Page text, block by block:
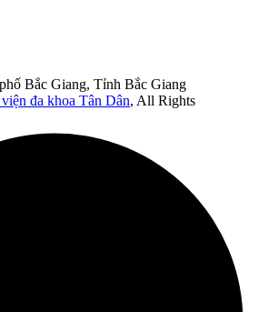
Bắc Giang, Tỉnh Bắc Giang
đa khoa Tân Dân, All Rights